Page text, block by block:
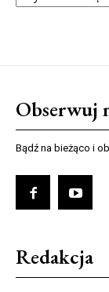
Obserwuj
Bądź na bieżąco i
Redakcja